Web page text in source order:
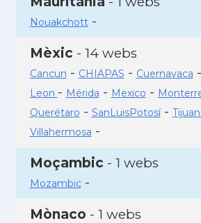
Nouakchott-
Mèxic - 14 webs
Cancun - CHIAPAS - Cuernavaca -
Leon - Mérida - Mexico -
Querétaro - SanLuisPotosí-
Villahermosa -
Moçambic - 1 webs
Mozambic-
Mònaco - 1 webs